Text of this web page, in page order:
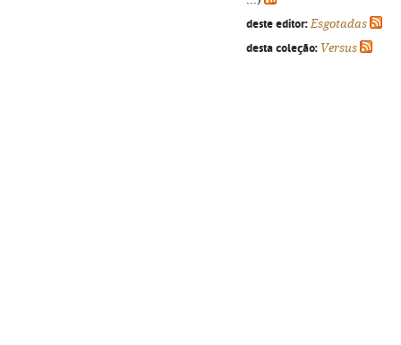
deste editor: Esgotadas
desta coleção: Versus